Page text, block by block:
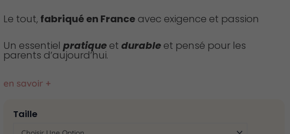
Le tout, fabriqué en Franceavec exigence et passion
Un essentiel pratiqueet durableet pensé pour les
parents d’aujourd’hui.
en savoir +
Taille